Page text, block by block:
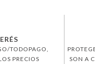
TODOPAGO,
PRECIOS
SON A